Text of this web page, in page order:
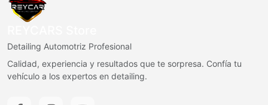
Detailing Automotriz Profesional
Calidad, experiencia y resultados que te sorpresa. Confía tu
vehículo a los expertos en detailing.